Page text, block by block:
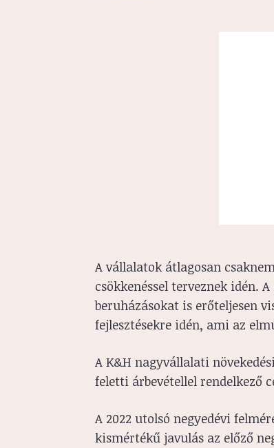
A vállalatok átlagosan
csökkenéssel terveznek idén.
beruházásokat is erőteljesen
fejlesztésekre idén, ami az
A K&H nagyvállalati
feletti árbevétellel rendelkező
A 2022 utolsó negyedévi
kismértékű javulás az előző